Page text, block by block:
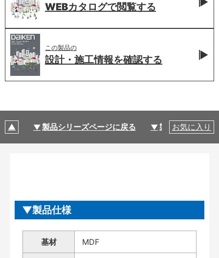
WEBカタログで閲覧する
この製品の
設計・施工情報を確認する
製品シリーズページに戻る 製品仕様
お気に入り
製品仕様
基材 MDF